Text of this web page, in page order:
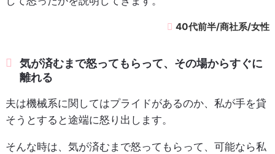
40代前半/商社系/女性
気が済むまで怒ってもらって、その場からすぐに
離れる
夫は機械系に関してはプライドがあるのか、私が手を貸
そうとすると途端に怒り出します。
そんな時は、気が済むまで怒ってもらって、可能なら私